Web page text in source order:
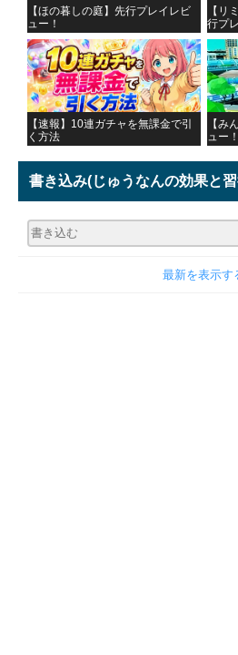
【ほの暮しの庭】先行プレイレビ
ュー！
【リ
行プ
【速報】10連ガチャを無課金で引
く方法
【み
ュー！
書き込み(じゅうなんの効果と
最新を表示す